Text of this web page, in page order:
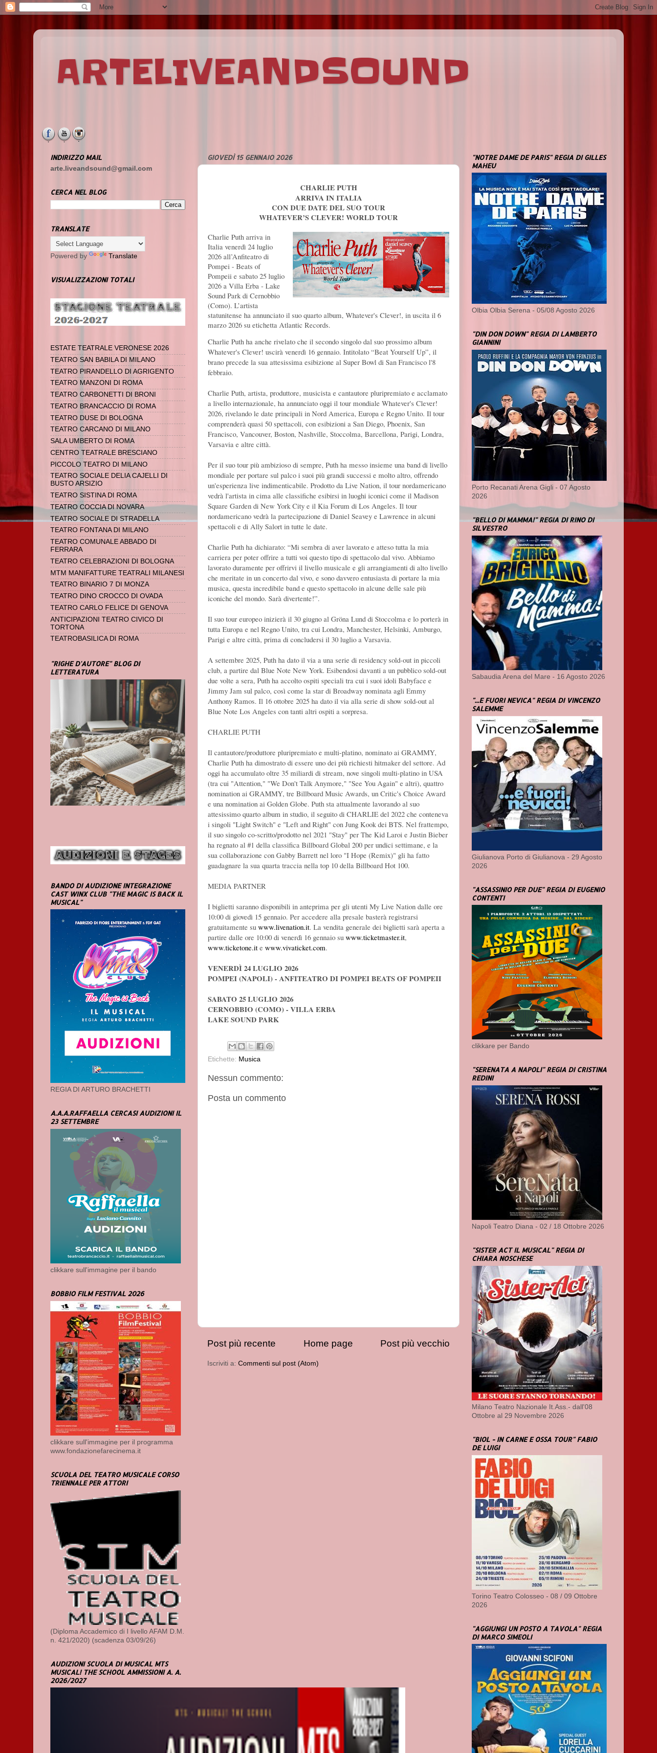
ARTELIVEANDSOUND
GIOVEDÌ 15 GENNAIO 2026
CHARLIE PUTH
ARRIVA IN ITALIA
CON DUE DATE DEL SUO TOUR
WHATEVER’S CLEVER! WORLD TOUR
Charlie Puth arriva in
Italia venerdì 24 luglio
2026 all’Anfiteatro di
Pompei - Beats of
Pompeii e sabato 25 luglio
2026 a Villa Erba - Lake
Sound Park di Cernobbio
(Como). L’artista
statunitense ha annunciato il suo quarto album, Whatever's Clever!, in uscita il 6
marzo 2026 su etichetta Atlantic Records.
Charlie Puth ha anche rivelato che il secondo singolo dal suo prossimo album
Whatever's Clever! uscirà venerdì 16 gennaio. Intitolato “Beat Yourself Up”, il
brano precede la sua attesissima esibizione al Super Bowl di San Francisco l'8
febbraio.
Charlie Puth, artista, produttore, musicista e cantautore pluripremiato e acclamato
a livello internazionale, ha annunciato oggi il tour mondiale Whatever's Clever!
2026, rivelando le date principali in Nord America, Europa e Regno Unito. Il tour
comprenderà quasi 50 spettacoli, con esibizioni a San Diego, Phoenix, San
Francisco, Vancouver, Boston, Nashville, Stoccolma, Barcellona, Parigi, Londra,
Varsavia e altre città.
Per il suo tour più ambizioso di sempre, Puth ha messo insieme una band di livello
mondiale per portare sul palco i suoi più grandi successi e molto altro, offrendo
un'esperienza live indimenticabile. Prodotto da Live Nation, il tour nordamericano
vedrà l'artista in cima alle classifiche esibirsi in luoghi iconici come il Madison
Square Garden di New York City e il Kia Forum di Los Angeles. Il tour
nordamericano vedrà la partecipazione di Daniel Seavey e Lawrence in alcuni
spettacoli e di Ally Salort in tutte le date.
Charlie Puth ha dichiarato: “Mi sembra di aver lavorato e atteso tutta la mia
carriera per poter offrire a tutti voi questo tipo di spettacolo dal vivo. Abbiamo
lavorato duramente per offrirvi il livello musicale e gli arrangiamenti di alto livello
che meritate in un concerto dal vivo, e sono davvero entusiasta di portare la mia
musica, questa incredibile band e questo spettacolo in alcune delle sale più
iconiche del mondo. Sarà divertente!”.
Il suo tour europeo inizierà il 30 giugno al Gröna Lund di Stoccolma e lo porterà in
tutta Europa e nel Regno Unito, tra cui Londra, Manchester, Helsinki, Amburgo,
Parigi e altre città, prima di concludersi il 30 luglio a Varsavia.
A settembre 2025, Puth ha dato il via a una serie di residency sold-out in piccoli
club, a partire dal Blue Note New York. Esibendosi davanti a un pubblico sold-out
due volte a sera, Puth ha accolto ospiti speciali tra cui i suoi idoli Babyface e
Jimmy Jam sul palco, così come la star di Broadway nominata agli Emmy
Anthony Ramos. Il 16 ottobre 2025 ha dato il via alla serie di show sold-out al
Blue Note Los Angeles con tanti altri ospiti a sorpresa.
CHARLIE PUTH
Il cantautore/produttore pluripremiato e multi-platino, nominato ai GRAMMY,
Charlie Puth ha dimostrato di essere uno dei più richiesti hitmaker del settore. Ad
oggi ha accumulato oltre 35 miliardi di stream, nove singoli multi-platino in USA
(tra cui "Attention," "We Don't Talk Anymore," "See You Again" e altri), quattro
nomination ai GRAMMY, tre Billboard Music Awards, un Critic's Choice Award
e una nomination ai Golden Globe. Puth sta attualmente lavorando al suo
attesissimo quarto album in studio, il seguito di CHARLIE del 2022 che conteneva
i singoli "Light Switch" e "Left and Right" con Jung Kook dei BTS. Nel frattempo,
il suo singolo co-scritto/prodotto nel 2021 "Stay" per The Kid Laroi e Justin Bieber
ha regnato al #1 della classifica Billboard Global 200 per undici settimane, e la
sua collaborazione con Gabby Barrett nel loro "I Hope (Remix)" gli ha fatto
guadagnare la sua quarta traccia nella top 10 della Billboard Hot 100.
MEDIA PARTNER
I biglietti saranno disponibili in anteprima per gli utenti My Live Nation dalle ore
10:00 di giovedì 15 gennaio. Per accedere alla presale basterà registrarsi
gratuitamente su www.livenation.it. La vendita generale dei biglietti sarà aperta a
partire dalle ore 10:00 di venerdì 16 gennaio su www.ticketmaster.it,
www.ticketone.it e www.vivaticket.com.
VENERDÌ 24 LUGLIO 2026
POMPEI (NAPOLI) - ANFITEATRO DI POMPEI BEATS OF POMPEII
SABATO 25 LUGLIO 2026
CERNOBBIO (COMO) - VILLA ERBA
LAKE SOUND PARK
Etichette: Musica
Nessun commento:
Posta un commento
Post più recente Post più vecchio
Home page
Iscriviti a: Commenti sul post (Atom)
INDIRIZZO MAIL
arte.liveandsound@gmail.com
CERCA NEL BLOG
TRANSLATE
Powered by Translate
VISUALIZZAZIONI TOTALI
ESTATE TEATRALE VERONESE 2026
TEATRO SAN BABILA DI MILANO
TEATRO PIRANDELLO DI AGRIGENTO
TEATRO MANZONI DI ROMA
TEATRO CARBONETTI DI BRONI
TEATRO BRANCACCIO DI ROMA
TEATRO DUSE DI BOLOGNA
TEATRO CARCANO DI MILANO
SALA UMBERTO DI ROMA
CENTRO TEATRALE BRESCIANO
PICCOLO TEATRO DI MILANO
TEATRO SOCIALE DELIA CAJELLI DI
BUSTO ARSIZIO
TEATRO SISTINA DI ROMA
TEATRO COCCIA DI NOVARA
TEATRO SOCIALE DI STRADELLA
TEATRO FONTANA DI MILANO
TEATRO COMUNALE ABBADO DI
FERRARA
TEATRO CELEBRAZIONI DI BOLOGNA
MTM MANIFATTURE TEATRALI MILANESI
TEATRO BINARIO 7 DI MONZA
TEATRO DINO CROCCO DI OVADA
TEATRO CARLO FELICE DI GENOVA
ANTICIPAZIONI TEATRO CIVICO DI
TORTONA
TEATROBASILICA DI ROMA
"RIGHE D'AUTORE" BLOG DI
LETTERATURA
BANDO DI AUDIZIONE INTEGRAZIONE
CAST WINX CLUB "THE MAGIC IS BACK IL
MUSICAL"
REGIA DI ARTURO BRACHETTI
A.A.A.RAFFAELLA CERCASI AUDIZIONI IL
23 SETTEMBRE
clikkare sull'immagine per il bando
BOBBIO FILM FESTIVAL 2026
clikkare sull'immagine per il programma
www.fondazionefarecinema.it
SCUOLA DEL TEATRO MUSICALE CORSO
TRIENNALE PER ATTORI
(Diploma Accademico di I livello AFAM D.M.
n. 421/2020) (scadenza 03/09/26)
AUDIZIONI SCUOLA DI MUSICAL MTS
MUSICAL! THE SCHOOL AMMISSIONI A. A.
2026/2027
"NOTRE DAME DE PARIS" REGIA DI GILLES
MAHEU
Olbia Olbia Serena - 05/08 Agosto 2026
"DIN DON DOWN" REGIA DI LAMBERTO
GIANNINI
Porto Recanati Arena Gigli - 07 Agosto
2026
"BELLO DI MAMMA!" REGIA DI RINO DI
SILVESTRO
Sabaudia Arena del Mare - 16 Agosto 2026
"...E FUORI NEVICA" REGIA DI VINCENZO
SALEMME
Giulianova Porto di Giulianova - 29 Agosto
2026
"ASSASSINIO PER DUE" REGIA DI EUGENIO
CONTENTI
clikkare per Bando
"SERENATA A NAPOLI" REGIA DI CRISTINA
REDINI
Napoli Teatro Diana - 02 / 18 Ottobre 2026
"SISTER ACT IL MUSICAL" REGIA DI
CHIARA NOSCHESE
Milano Teatro Nazionale It.Ass.- dall'08
Ottobre al 29 Novembre 2026
"BIOL - IN CARNE E OSSA TOUR" FABIO
DE LUIGI
Torino Teatro Colosseo - 08 / 09 Ottobre
2026
"AGGIUNGI UN POSTO A TAVOLA" REGIA
DI MARCO SIMEOLI